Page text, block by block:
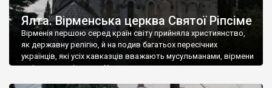
Ялта. Вірменська церква Святої Ріпсіме
Вірменія першою серед країн світу прийняла християнство,
як державну релігію, й на подив багатьох пересічних
українців, які усіх кавказців вважають мусульманами, вірмени
є відданими вірянами Христа